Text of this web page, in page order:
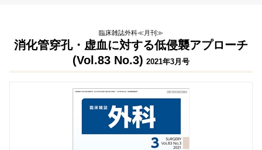
臨床雑誌外科≪月刊≫
消化管穿孔・虚血に対する低侵襲アプローチ
(Vol.83 No.3) 2021年3月号